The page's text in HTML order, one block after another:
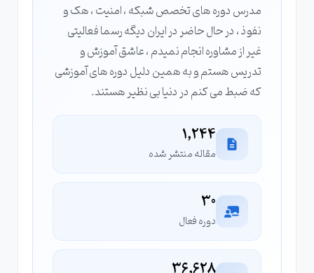
مدرس دوره های تخصص شبکه ، امنیت ، هک و
نفوذ ، در حال حاضر در ایران دیگه رسما فعالیتی
غیر از مشاوره انجام نمیدم ، عاشق آموزش و
تدریس هستم و به همین دلیل دوره های آموزشی
که ضبط می کنم در دنیا بی نظیر هستند.
1,244
مقاله منتشر شده
30
دوره فعال